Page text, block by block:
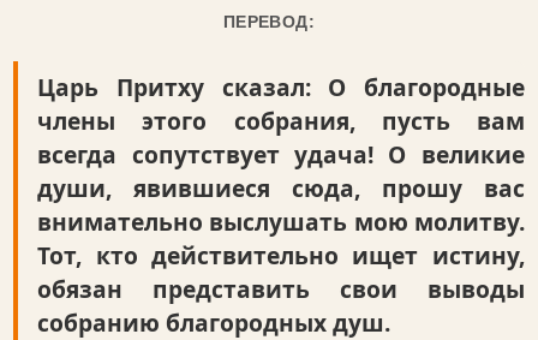
ПЕРЕВОД:
Царь Притху сказал: О благородные
члены этого собрания, пусть вам
всегда сопутствует удача! О великие
души, явившиеся сюда, прошу вас
внимательно выслушать мою молитву.
Тот, кто действительно ищет истину,
обязан представить свои выводы
собранию благородных душ.